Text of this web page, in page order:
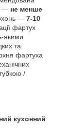
— не менше
— 7-10
фартух
якими
та
фартуха
/
кухонний